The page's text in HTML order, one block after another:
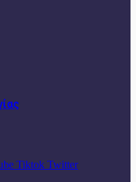
Tiktok Twitter